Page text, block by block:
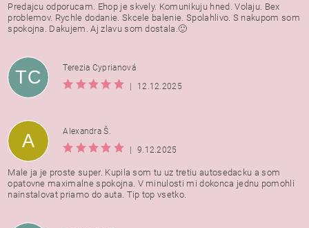
Predajcu odporucam. Ehop je skvely. Komunikuju hned. Volaju. Bex
problemov. Rychle dodanie. Skcele balenie. Spolahlivo. S nakupom som
spokojna. Dakujem. Aj zlavu som dostala.🙂
TC
Terezia Cyprianová
|
12.12.2025
A
Alexandra Š.
|
9.12.2025
Male ja je proste super. Kupila som tu uz tretiu autosedacku a som
opatovne maximalne spokojna. V minulosti mi dokonca jednu pomohli
nainstalovat priamo do auta. Tip top vsetko.